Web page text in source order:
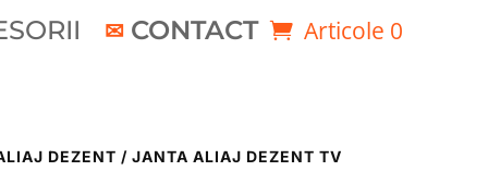
CONTACT Articole 0
DEZENT / JANTA ALIAJ DEZENT TV